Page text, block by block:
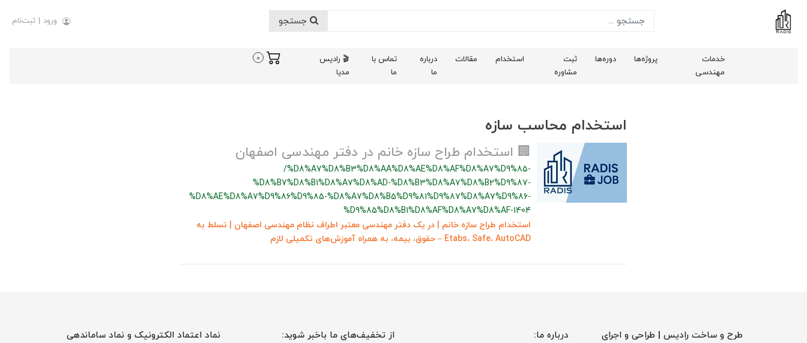
ورود | ثبت‌نام
خدمات
مهندسی
پروژه‌ها دوره‌ها
ثبت
مشاوره
استخدام مقالات
درباره
ما
تماس با
ما
🎬 رادیس
مدیا
0
استخدام محاسب سازه
🏢 استخدام طراح سازه خانم در دفتر مهندسی اصفهان
/%D8%A7%D8%B3%D8%AA%D8%AE%D8%AF%D8%A7%D9%85-
%D8%B7%D8%B1%D8%A7%D8%AD-%D8%B3%D8%A7%D8%B2%D9%87-
%D8%AE%D8%A7%D9%86%D9%85-%D8%A7%D8%B5%D9%81%D9%87%D8%A7%D9%86-
%D9%85%D8%B1%D8%AF%D8%A7%D8%AF-1404
استخدام طراح سازه خانم | در یک دفتر مهندسی معتبر اطراف نظام مهندسی اصفهان | تسلط به
Etabs، Safe، AutoCAD – حقوق، بیمه، به همراه آموزش‌های تکمیلی لازم
طرح و ساخت رادیس | طراحی و اجرای
درباره ما: از تخفیف‌های ما باخبر شوید: نماد اعتماد الکترونیک و نماد ساماندهی